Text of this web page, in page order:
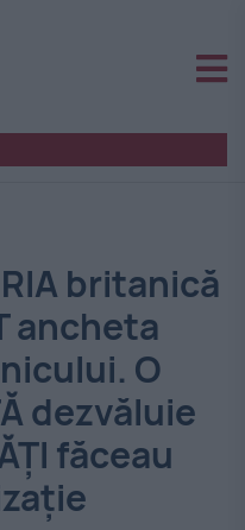
britanică
ancheta
O
dezvăluie
făceau